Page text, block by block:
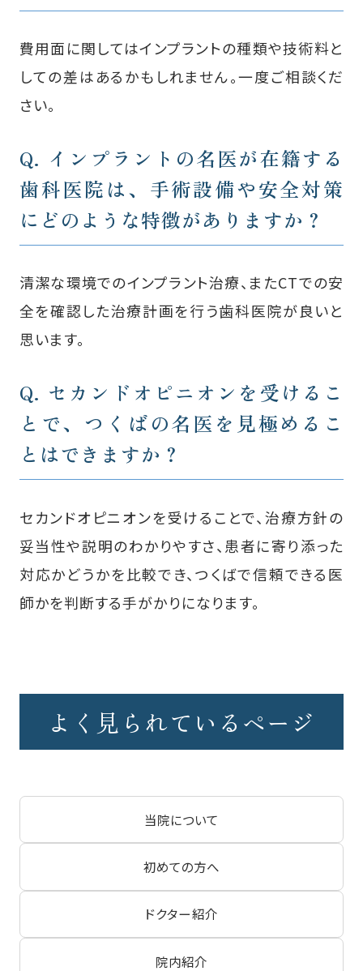
費用面に関してはインプラントの種類や技術料と
しての差はあるかもしれません。一度ご相談くだ
さい。
Q. インプラントの名医が在籍する
歯科医院は、 手術設備や安全対策
にどのような特徴がありますか？
清潔な環境でのインプラント治療、またCTでの安
全を確認した治療計画を行う歯科医院が良いと
思います。
Q. セカンドオピニオンを受けるこ
とで、 つくばの名医を見極めるこ
とはできますか？
セカンドオピニオンを受けることで、治療方針の
妥当性や説明のわかりやすさ、患者に寄り添った
対応かどうかを比較でき、つくばで信頼できる医
師かを判断する手がかりになります。
よく見られているページ
当院について
初めての方へ
ドクター紹介
院内紹介